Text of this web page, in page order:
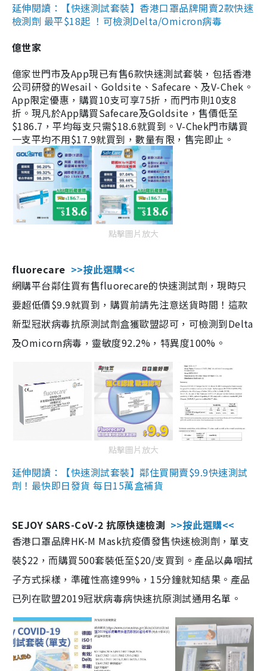
延伸閱讀：【快速測試套裝】香港口罩品牌開賣2款快速
檢測劑 最平$18起 ！可檢測Delta/Omicron病毒
億世家
億家世門市及App現已有售6款快速測試套裝，包括香港
公司研發的Wesail、Goldsite、Safecare、及V-Chek。
App限定優惠，購買10支可享75折，而門市則10支8
折。現凡於App購買Safecare及Goldsite，售價低至
$186.7，平均每支只需$18.6就買到。V-Chek門市購買
一支平均不用$17.9就買到，數量有限，售完即止。
點擊圖片放大
fluorecare >>按此選購<<
網購平台鄰住買有售fluorecare的快速測試劑，現時只
要超低價$9.9就買到，購買前請先注意送貨時間！這款
新型冠狀病毒抗原測試劑盒獲歐盟認可，可檢測到Delta
及Omicorn病毒，靈敏度92.2%，特異度100%。
點擊圖片放大
延伸閱讀：【快速測試套裝】鄰住買開賣$9.9快速測試
劑！最快即日發貨 每日15萬盒補貨
SEJOY SARS-CoV-2 抗原快速檢測 >>按此選購<<
香港口罩品牌HK-M Mask抗疫價發售快速檢測劑，單支
裝$22，而購買500套裝低至$20/支買到。產品以鼻咽拭
子方式採樣，準確性高達99%，15分鐘就知結果。產品
已列在歐盟2019冠狀病毒病快速抗原測試通用名單。